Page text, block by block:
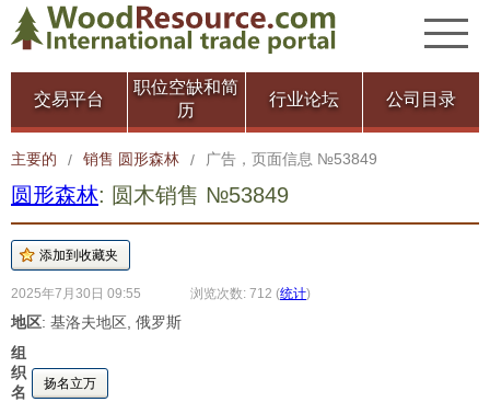
交易平台
职位空缺和简
历
行业论坛 公司目录
主要的 / 销售 圆形森林 / 广告，页面信息 №53849
圆形森林: 圆木销售 №53849
2025年7月30日 09:55 浏览次数: 712 (统计)
地区: 基洛夫地区, 俄罗斯
组
织
名
扬名立万